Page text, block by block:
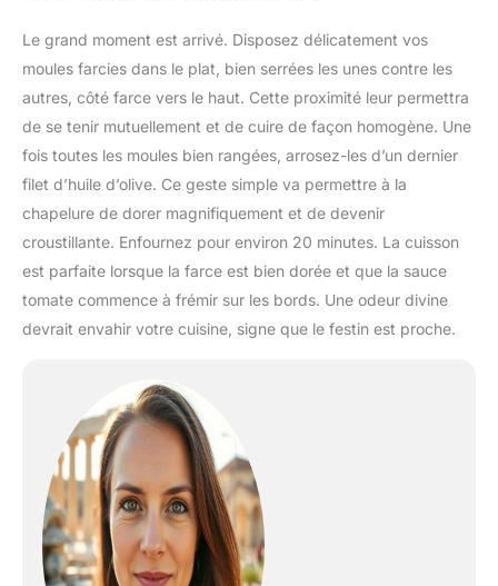
Le grand moment est arrivé. Disposez délicatement vos
moules farcies dans le plat, bien serrées les unes contre les
autres, côté farce vers le haut. Cette proximité leur permettra
de se tenir mutuellement et de cuire de façon homogène. Une
fois toutes les moules bien rangées, arrosez-les d’un dernier
filet d’huile d’olive. Ce geste simple va permettre à la
chapelure de dorer magnifiquement et de devenir
croustillante. Enfournez pour environ 20 minutes. La cuisson
est parfaite lorsque la farce est bien dorée et que la sauce
tomate commence à frémir sur les bords. Une odeur divine
devrait envahir votre cuisine, signe que le festin est proche.